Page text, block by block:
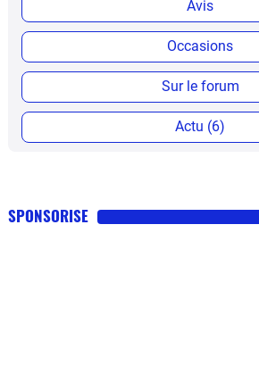
Avis
Occasions
Sur le forum
Actu (6)
SPONSORISE